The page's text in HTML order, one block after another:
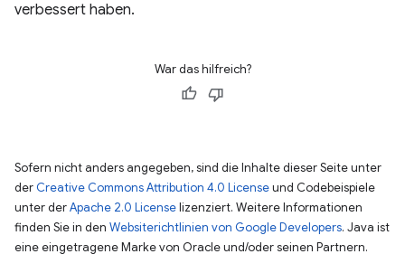
verbessert haben.
War das hilfreich?
Sofern nicht anders angegeben, sind die Inhalte dieser Seite unter
der Creative Commons Attribution 4.0 Licenseund Codebeispiele
unter derApache 2.0 Licenselizenziert. Weitere Informationen
finden Sie in den Websiterichtlinien von Google Developers. Java ist
eine eingetragene Marke von Oracle und/oder seinen Partnern.